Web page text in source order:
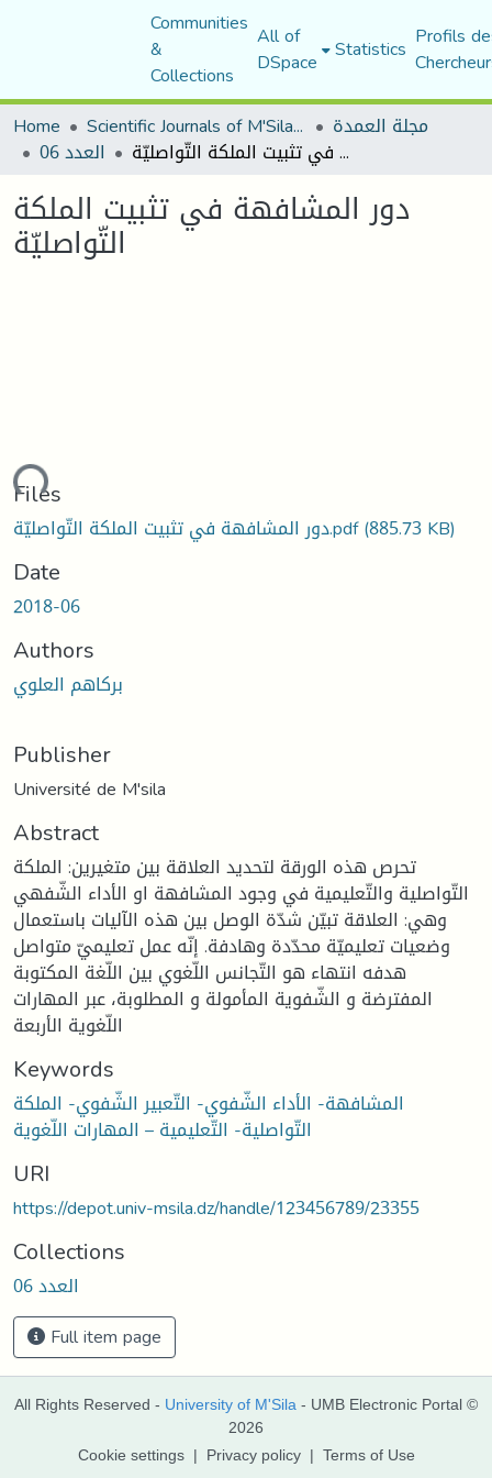
Communities
&
Collections
All of
DSpace Statistics Profils
Home
Scientific Journals of M'Sila University مجلة العمدة
العدد 06 دور المشافهة في تثبيت الملكة التّواصليّة
دور المشافهة في تثبيت الملكة
التّواصليّة
Files
دور المشافهة في تثبيت الملكة التّواصليّة.pdf(885.73 KB)
Date
2018-06
Authors
بركاهم العلوي
Publisher
Université de M'sila
Abstract
تحرص هذه الورقة لتحديد العلاقة بين متغيرين: الملكة
التّواصلية والتّعليمية في وجود المشافهة او الأداء الشّفهي
وهي: العلاقة تبيّن شدّة الوصل بين هذه الآليات باستعمال
وضعيات تعليميّة محدّدة وهادفة. إنّه عمل تعليميّ متواصل
هدفه انتهاء هو التّجانس اللّغوي بين اللّغة المكتوبة
المفترضة و الشّفوية المأمولة و المطلوبة، عبر المهارات
اللّغوية الأربعة
Keywords
المشافهة- الأداء الشّفوي- التّعبير الشّفوي- الملكة
التّواصلية- التّعليمية – المهارات اللّغوية
URI
https://depot.univ-msila.dz/handle/123456789/23355
Collections
العدد 06
Full item page
All Rights Reserved - University of M'Sila - UMB Electronic Portal ©
2026
Cookie settings | Privacy policy | Terms of Use